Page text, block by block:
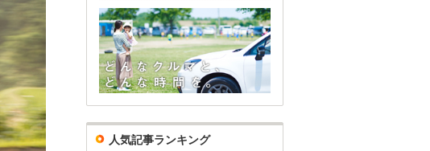
人気記事ランキング